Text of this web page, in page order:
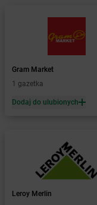
Biała Rawska
Białe Błota
Białka
Białka
Żabka Białobrzegi
Żabka Białogard
Żabka Białogóra
Biały Dunajec
Białystok
Bibice
Żabka Biecz
Gram Market
1 gazetka
Dodaj do ulubionych
Leroy Merlin